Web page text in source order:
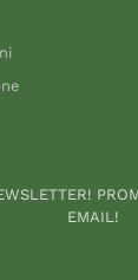
EMAIL!